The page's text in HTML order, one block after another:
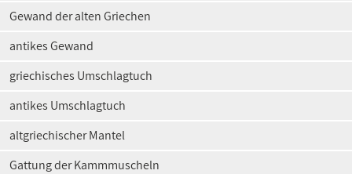
Gewand der alten Griechen
antikes Gewand
griechisches Umschlagtuch
antikes Umschlagtuch
altgriechischer Mantel
Gattung der Kammmuscheln